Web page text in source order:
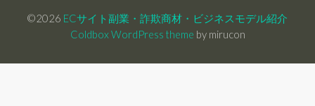
©2026 ECサイト副業・詐欺商材・ビジネスモデル紹介
Coldbox WordPress theme by mirucon